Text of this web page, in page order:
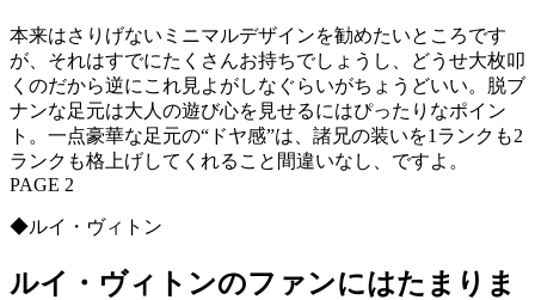
本来はさりげないミニマルデザインを勧めたいところです
が、それはすでにたくさんお持ちでしょうし、どうせ大枚叩
くのだから逆にこれ見よがしなぐらいがちょうどいい。脱ブ
ナンな足元は大人の遊び心を見せるにはぴったりなポイン
ト。一点豪華な足元の“ドヤ感”は、諸兄の装いを1ランクも2
ランクも格上げしてくれること間違いなし、ですよ。
PAGE 2
◆ルイ・ヴィトン
ルイ・ヴィトンのファンにはたまりま